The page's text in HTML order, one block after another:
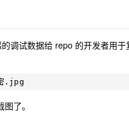
调试数据给 repo 的开发者用
了。